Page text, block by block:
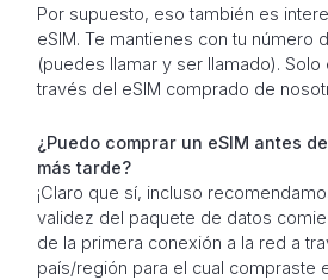
Por supuesto, eso también es
eSIM. Te mantienes con tu número
(puedes llamar y ser llamado). Solo
través del eSIM comprado de
¿Puedo comprar un eSIM antes
más tarde?
¡Claro que sí, incluso
validez del paquete de datos
de la primera conexión a la red a
país/región para el cual compraste